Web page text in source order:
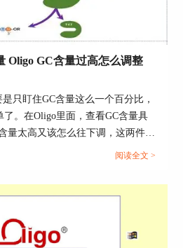
。
Oligo GC含量过高怎么调整
只盯住GC含量这么一个百分比，
。在Oligo里面，查看GC含量具
量太高又该怎么往下调，这两件事
3‘末端的稳定性，还有会不会形成
菜单的位置也许会有一点点出入。
看引物序列的碱基组成、熔解温
二级结构。...
阅读全文 >